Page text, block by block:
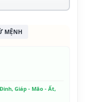
MỆNH
Giáp - Mão - Ất,